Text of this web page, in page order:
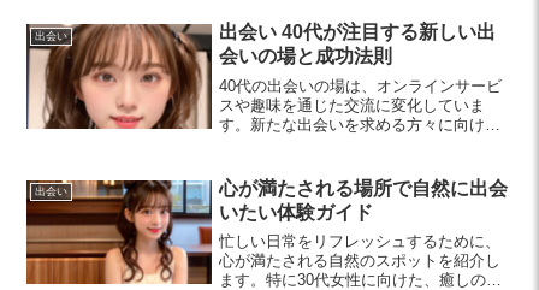
出会い
出会い 40代が注目する新しい出
会いの場と成功法則
40代の出会いの場は、オンラインサービ
スや趣味を通じた交流に変化していま
す。新たな出会いを求める方々に向け、
を持つ人々と素敵な出会いを楽しみまし
ょう。
出会い
心が満たされる場所で自然に出会
いたい体験ガイド
忙しい日常をリフレッシュするために、
心が満たされる自然のスポットを紹介し
ます。特に30代女性に向けた、癒しの体